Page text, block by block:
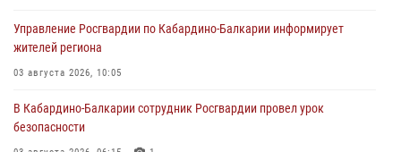
Управление Росгвардии по Кабардино-Балкарии информирует
жителей региона
03 августа 2026, 10:05
В Кабардино‑Балкарии сотрудник Росгвардии провел урок
безопасности